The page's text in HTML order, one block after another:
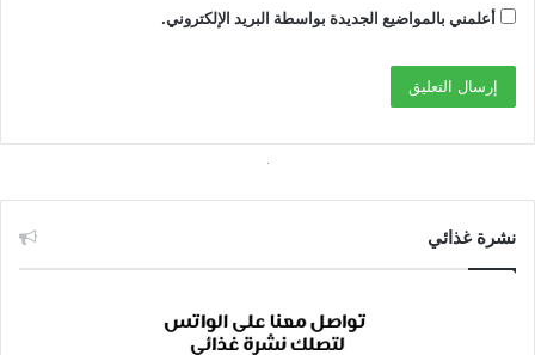
أعلمني بالمواضيع الجديدة بواسطة البريد الإلكتروني.
نشرة غذائي